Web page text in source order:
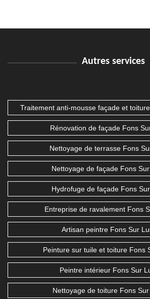
Autres services
Traitement anti-mousse façade et
Rénovation de façade Fons
Nettoyage de terrasse Fons
Nettoyage de façade Fons
Hydrofuge de façade Fons
Entreprise de ravalement Fons
Artisan peintre Fons Sur
Peinture sur tuile et toiture Fons
Peintre intérieur Fons Sur
Nettoyage de toiture Fons